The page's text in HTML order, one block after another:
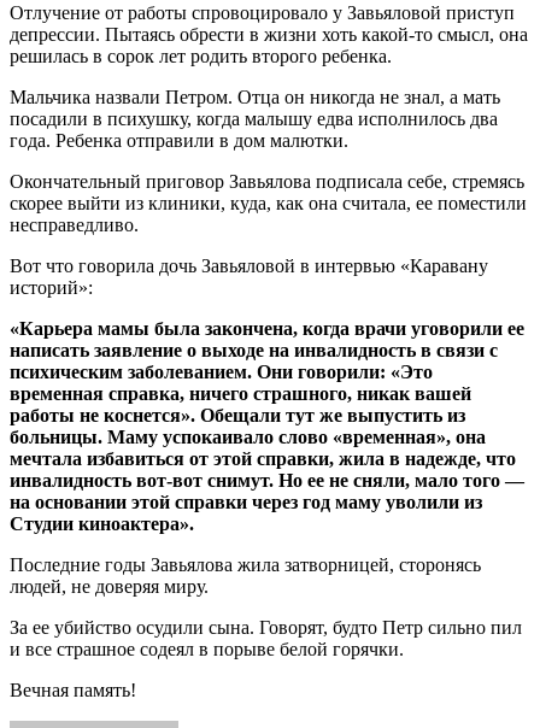
Отлучение от работы спровоцировало у Завьяловой приступ
депрессии. Пытаясь обрести в жизни хоть какой-то смысл, она
решилась в сорок лет родить второго ребенка.
Мальчика назвали Петром. Отца он никогда не знал, а мать
посадили в психушку, когда малышу едва исполнилось два
года. Ребенка отправили в дом малютки.
Окончательный приговор Завьялова подписала себе, стремясь
скорее выйти из клиники, куда, как она считала, ее поместили
несправедливо.
Вот что говорила дочь Завьяловой в интервью «Каравану
историй»:
«Карьера мамы была закончена, когда врачи уговорили ее
написать заявление о выходе на инвалидность в связи с
психическим заболеванием. Они говорили: «Это
временная справка, ничего страшного, никак вашей
работы не коснется». Обещали тут же выпустить из
больницы. Маму успокаивало слово «временная», она
мечтала избавиться от этой справки, жила в надежде, что
инвалидность вот-вот снимут. Но ее не сняли, мало того —
на основании этой справки через год маму уволили из
Студии киноактера».
Последние годы Завьялова жила затворницей, сторонясь
людей, не доверяя миру.
За ее убийство осудили сына. Говорят, будто Петр сильно пил
и все страшное содеял в порыве белой горячки.
Вечная память!